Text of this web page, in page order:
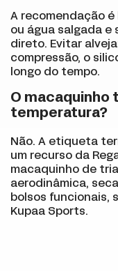
A recomendação é
ou água salgada e
direto. Evitar
compressão, o
longo do tempo.
O macaquinho
temperatura?
Não. A etiqueta
um recurso da
macaquinho de
aerodinâmica,
bolsos funcionais,
Kupaa Sports.